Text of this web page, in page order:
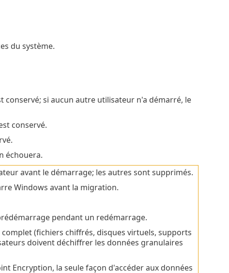
du système.
si aucun autre utilisateur n'a démarré, le
conservé.
échouera.
avant le démarrage; les autres sont supprimés.
Windows avant la migration.
pendant un redémarrage.
(fichiers chiffrés, disques virtuels, supports
doivent déchiffrer les données granulaires
Encryption, la seule façon d'accéder aux données